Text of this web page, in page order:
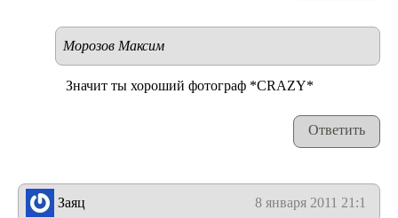
Морозов Максим
Значит ты хороший фотограф *CRAZY*
Ответить
Заяц 8 января 2011 21:19